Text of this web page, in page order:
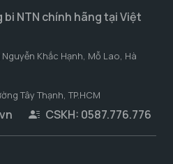
NTN chính hãng tại Việt
Khắc Hạnh, Mỗ Lao, Hà
Tây Thạnh, TP.HCM
CSKH: 0587.776.776